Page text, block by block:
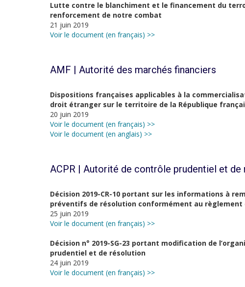
Lutte contre le blanchiment et le financement du
renforcement de notre combat
21 juin 2019
Voir le document (en français) >>
AMF | Autorité des marchés financiers
Dispositions françaises applicables à la
droit étranger sur le territoire de la République
20 juin 2019
Voir le document (en français) >>
Voir le document (en anglais) >>
ACPR | Autorité de contrôle prudentiel et de
Décision 2019-CR-10 portant sur les informations à
préventifs de résolution conformément au règlement
25 juin 2019
Voir le document (en français) >>
Décision n° 2019-SG-23 portant modification de
prudentiel et de résolution
24 juin 2019
Voir le document (en français) >>